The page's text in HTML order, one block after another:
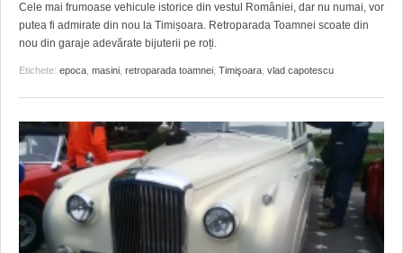
Cele mai frumoase vehicule istorice din vestul României, dar nu numai, vor
putea fi admirate din nou la Timișoara. Retroparada Toamnei scoate din
nou din garaje adevărate bijuterii pe roți.
Etichete: epoca masini retroparada toamnei Timişoara vlad capotescu